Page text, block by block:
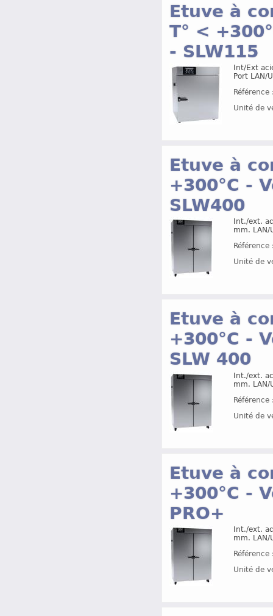
Etuve à
T° <
- SLW115
Int/Ext
Port LAN/
Unité de
Etuve à
+300°C -
SLW400
Int./ext.
mm. LAN/
Unité de
Etuve à
+300°C -
SLW 400
Int./ext.
mm. LAN/
Unité de
Etuve à
+300°C -
PRO+
Int./ext.
mm. LAN/
Unité de